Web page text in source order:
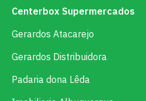
Centerbox Supermercados
Gerardos Atacarejo
Gerardos Distribuidora
Padaria dona Lêda